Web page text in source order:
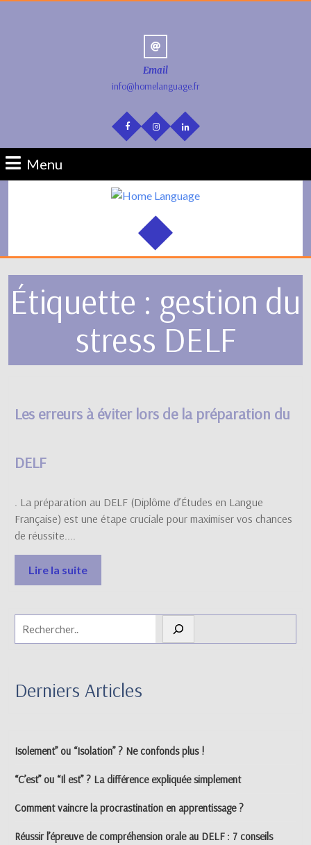
Email
info@homelanguage.fr
Menu
Étiquette : gestion du
stress DELF
Les erreurs à éviter lors de la préparation du
DELF
. La préparation au DELF (Diplôme d’Études en Langue
Française) est une étape cruciale pour maximiser vos chances
de réussite....
Lire la suite
Derniers Articles
Isolement” ou “Isolation” ? Ne confonds plus !
“C’est” ou “Il est” ? La différence expliquée simplement
Comment vaincre la procrastination en apprentissage ?
Réussir l’épreuve de compréhension orale au DELF : 7 conseils